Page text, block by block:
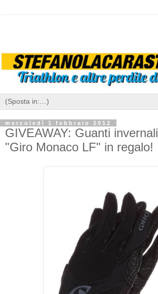
mercoledì 1 febbraio 2012
GIVEAWAY: Guanti
"Giro Monaco LF" in regalo!